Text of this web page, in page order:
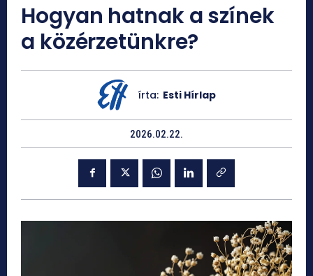
Hogyan hatnak a színek
a közérzetünkre?
írta: Esti Hírlap
2026.02.22.